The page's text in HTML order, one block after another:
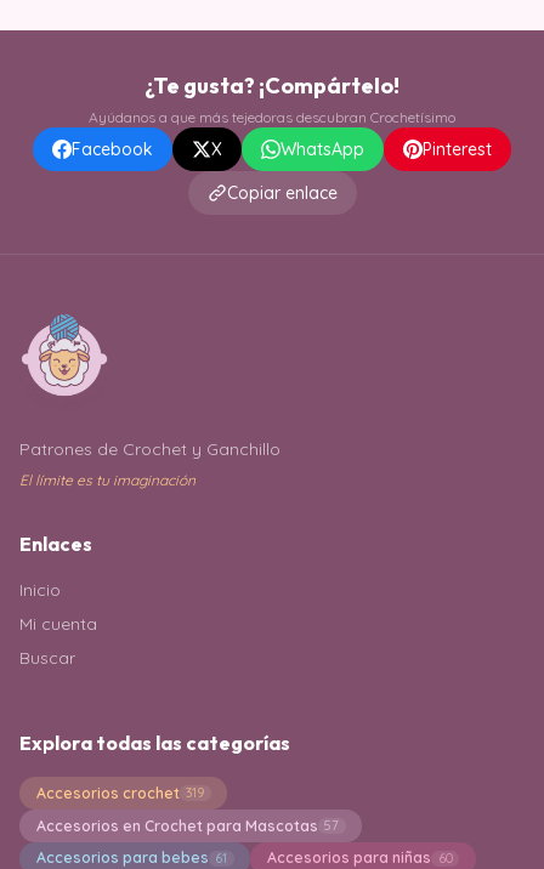
¿Te gusta? ¡Compártelo!
Ayúdanos a que más tejedoras descubran Crochetísimo
Facebook X WhatsApp
Pinterest
Copiar enlace
Patrones de Crochet y Ganchillo
El límite es tu imaginación
Enlaces
Inicio
Mi cuenta
Buscar
Explora todas las categorías
Accesorios crochet 319
Accesorios en Crochet para Mascotas 57
Accesorios para bebes 61 Accesorios para niñas 60